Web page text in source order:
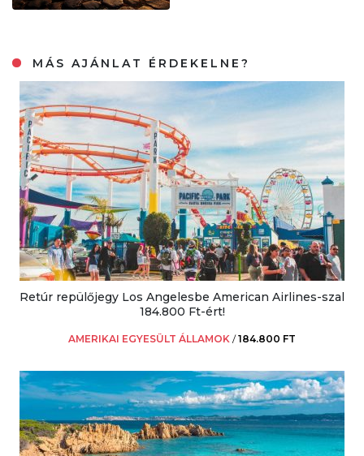
MÁS AJÁNLAT ÉRDEKELNE?
Retúr repülőjegy Los Angelesbe American Airlines-szal
184.800 Ft-ért!
AMERIKAI EGYESÜLT ÁLLAMOK /184.800 FT